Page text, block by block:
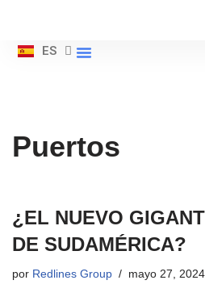
Saltar
ES
ZH
Puertos
¿EL NUEVO
DE SUDAMÉRICA?
por Redlines Group mayo 27, 2024